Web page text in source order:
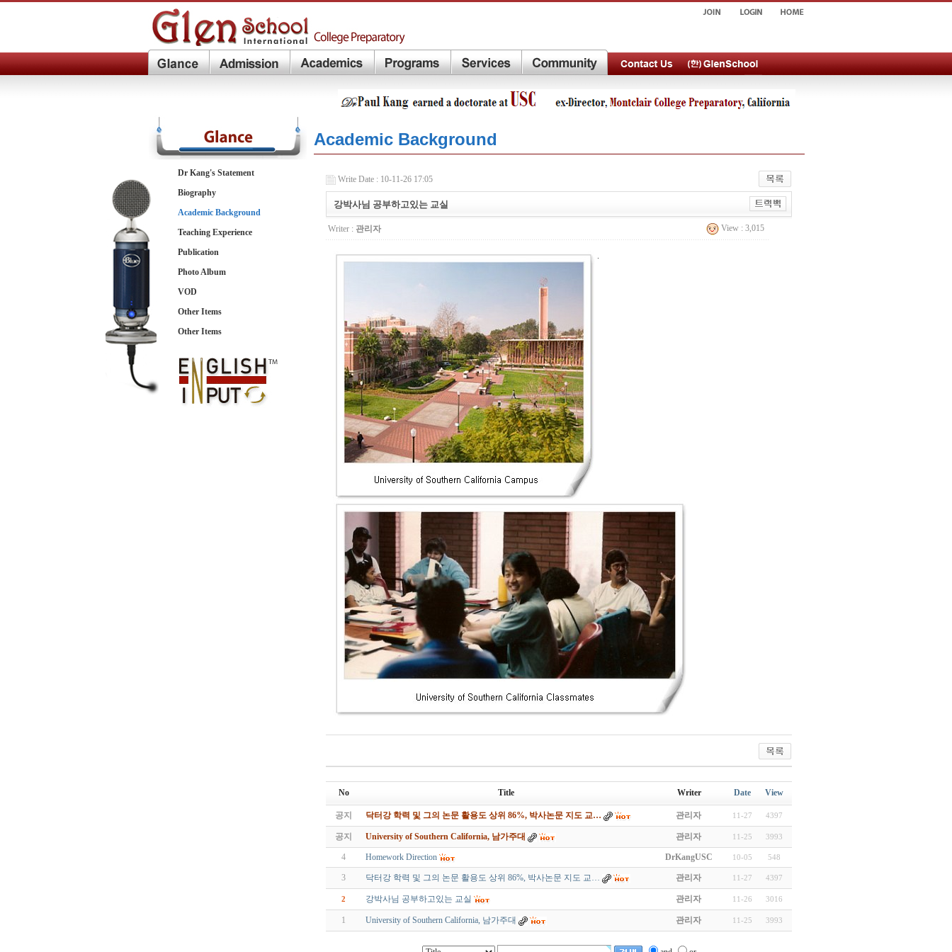
Dr Kang's Statement
Biography
Academic Background
Teaching Experience
Publication
Photo Album
VOD
Other Items
Other Items
Academic Background
Write Date : 10-11-26 17:05
강박사님 공부하고있는 교실
Writer : 관리자 View : 3,015
.
No Title Writer Date View
공지 닥터강 학력 및 그의 논문 활용도 상위 86%, 박사논문 지도 교… 관리자 11-27 4397
공지 University of Southern California, 남가주대 관리자 11-25 3993
4 Homework Direction DrKangUSC 10-05 548
3 닥터강 학력 및 그의 논문 활용도 상위 86%, 박사논문 지도 교… 관리자 11-27 4397
2 강박사님 공부하고있는 교실 관리자 11-26 3016
1 University of Southern California, 남가주대 관리자 11-25 3993